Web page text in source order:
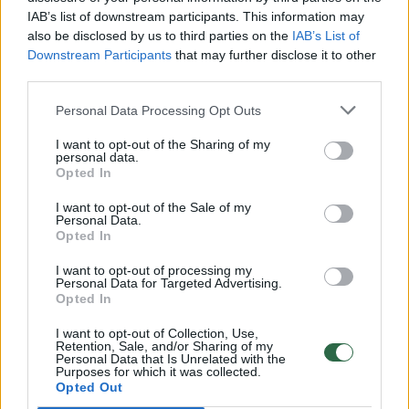
IAB’s list of downstream participants. This information may
also be disclosed by us to third parties on the IAB’s List of
Downstream Participants that may further disclose it to other
Personal Data Processing Opt Outs
I want to opt-out of the Sharing of my
personal data.
Opted In
I want to opt-out of the Sale of my
Personal Data.
Opted In
I want to opt-out of processing my
Personal Data for Targeted Advertising.
Opted In
I want to opt-out of Collection, Use,
Retention, Sale, and/or Sharing of my
Personal Data that Is Unrelated with the
Purposes for which it was collected.
Opted Out
00:00:30
Vaizdai iš tragiškos avarijos Vilniaus r.: dviejų moterų ir
vaiko gyvybių išgelbėti nepavyko
Savaitės vidurys nusimato karštas: temperatūra kils iki
32 laipsnių šilumos
vaizdas pribloškia
Žinios | Lietuvos diena
00:00:55
Avarija Vilniuje: į stotelę įsirėžęs automobilis sužalojo
dvi moteris